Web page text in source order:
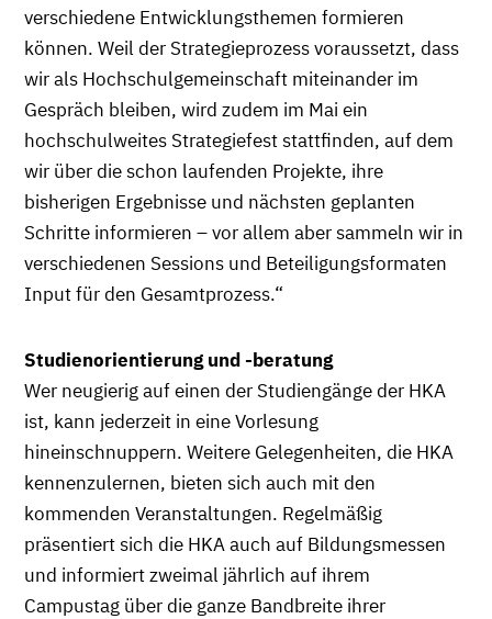
verschiedene Entwicklungsthemen formieren
können. Weil der Strategieprozess voraussetzt, dass
wir als Hochschulgemeinschaft miteinander im
Gespräch bleiben, wird zudem im Mai ein
hochschulweites Strategiefest stattfinden, auf dem
wir über die schon laufenden Projekte, ihre
bisherigen Ergebnisse und nächsten geplanten
Schritte informieren – vor allem aber sammeln wir in
verschiedenen Sessions und Beteiligungsformaten
Input für den Gesamtprozess.“
Studienorientierung und -beratung
Wer neugierig auf einen der Studiengänge der HKA
ist, kann jederzeit in eine Vorlesung
hineinschnuppern. Weitere Gelegenheiten, die HKA
kennenzulernen, bieten sich auch mit den
kommenden Veranstaltungen. Regelmäßig
präsentiert sich die HKA auch auf Bildungsmessen
und informiert zweimal jährlich auf ihrem
Campustag über die ganze Bandbreite ihrer